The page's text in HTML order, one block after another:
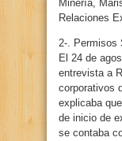
Minería,
Relaciones
2-. Permisos
El 24 de
entrevista a
corporativos
explicaba
de inicio de
se contaba